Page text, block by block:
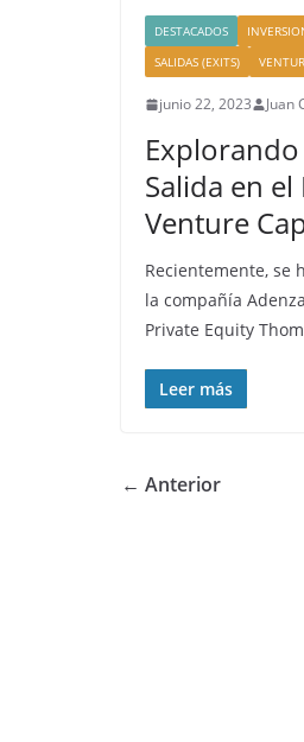
DESTACADOS
SALIDAS (EXITS)
junio 22, 2023 Juan
Salida en
Venture
Recientemente, se
la compañía
Private Equity
Leer más
← Anterior